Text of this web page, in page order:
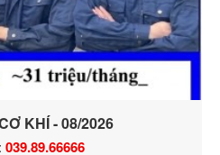
KHÍ - 08/2026
039.89.66666